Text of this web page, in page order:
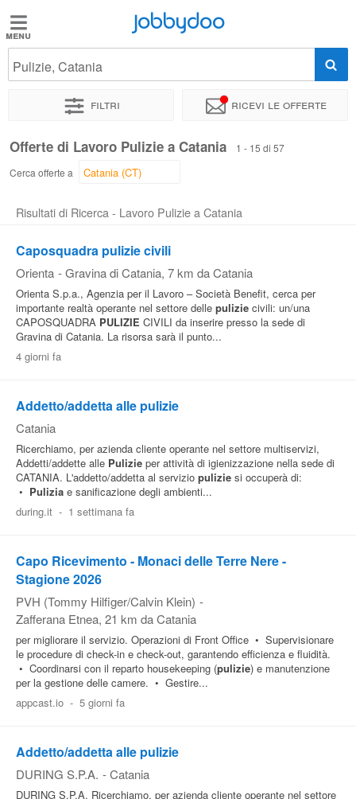
Jobbydoo
Offerte
Stipendi
Elenco
professioni
Blog
Offerte
Area
Aziende
Jobbydoo
Pulizie, Catania
Filtri Ricevi le offerte
Offerte di Lavoro Pulizie a Catania
1 - 15 di 57
Cerca offerte a
Risultati di Ricerca - Lavoro Pulizie a Catania
Caposquadra pulizie civili
Orienta - Gravina di Catania, 7 km da Catania
Orienta S.p.a., Agenzia per il Lavoro – Società Benefit, cerca per
importante realtà operante nel settore delle pulizie civili: un/una
CAPOSQUADRA PULIZIE CIVILI da inserire presso la sede di
Gravina di Catania. La risorsa sarà il punto...
4 giorni fa
Addetto/addetta alle pulizie
Catania
Ricerchiamo, per azienda cliente operante nel settore multiservizi,
Addetti/addette alle Pulizie per attività di igienizzazione nella sede di
CATANIA. L'addetto/addetta al servizio pulizie si occuperà di:
• Pulizia e sanificazione degli ambienti...
during.it - 1 settimana fa
Capo Ricevimento - Monaci delle Terre Nere -
Stagione 2026
PVH (Tommy Hilfiger/Calvin Klein) -
Zafferana Etnea, 21 km da Catania
per migliorare il servizio. Operazioni di Front Office • Supervisionare
le procedure di check-in e check-out, garantendo efficienza e fluidità.
• Coordinarsi con il reparto housekeeping (pulizie) e manutenzione
per la gestione delle camere. • Gestire...
appcast.io - 5 giorni fa
Addetto/addetta alle pulizie
DURING S.P.A. - Catania
DURING S.P.A. Ricerchiamo, per azienda cliente operante nel settore